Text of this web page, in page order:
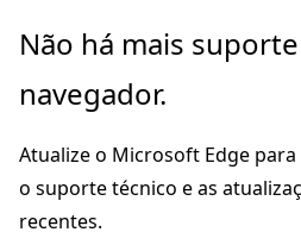
Pular
o
principal
Não há mais
navegador.
Atualize o Microsoft Edge
o suporte técnico e as
recentes.